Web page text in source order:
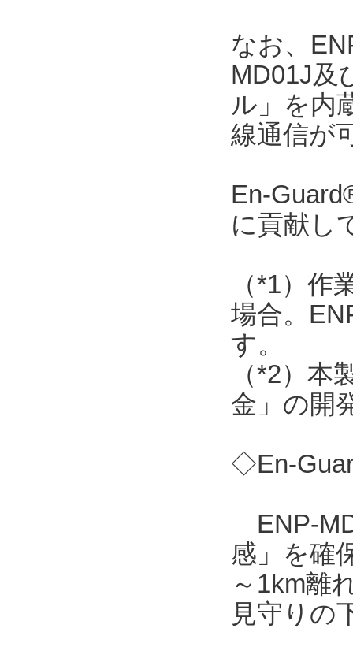
なお、
MD01J及
ル」を内
線通信が
En-
に貢献し
（*1）
場合。
す。
（*2）
金」の開
◇En-
ENP-
感」を確
～1km離
見守りの